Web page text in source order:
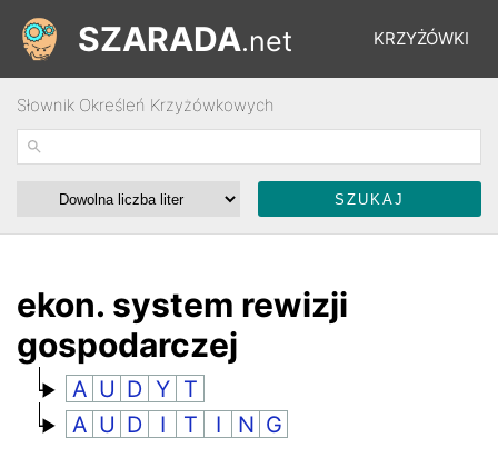
KRZYŻÓWKI
ŁAMIGŁÓWKI
SZARADA.net
Słownik Określeń Krzyżówkowych
ekon. system rewizji
gospodarczej
A U D Y T
A U D I T I N G